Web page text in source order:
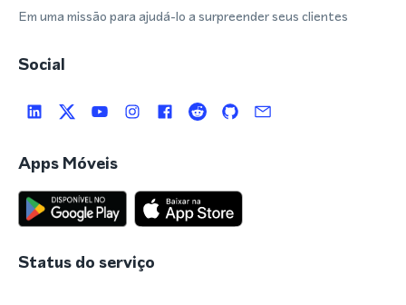
Em uma missão para ajudá-lo a surpreender seus clientes
Social
Apps Móveis
Status do serviço